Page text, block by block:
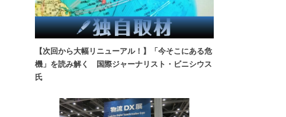
【次回から大幅リニューアル！】「今そこにある危
機」を読み解く 国際ジャーナリスト・ビニシウス
氏